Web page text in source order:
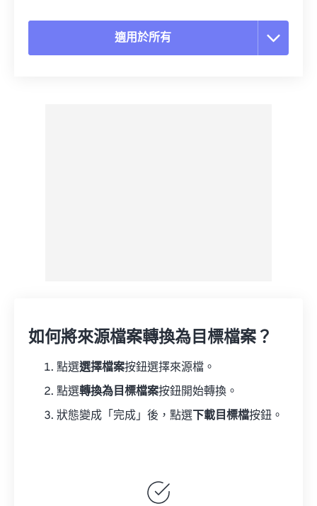
適用於所有
如何將來源檔案轉換為目標檔案？
點選選擇檔案按鈕選擇來源檔。
點選轉換為目標檔案按鈕開始轉換。
狀態變成「完成」後，點選 下載目標檔按鈕。